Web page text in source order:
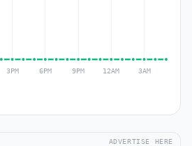
ADVERTISE HERE